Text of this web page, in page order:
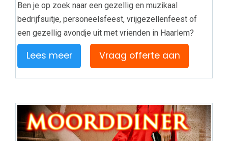
Ben je op zoek naar een gezellig en muzikaal
bedrijfsuitje, personeelsfeest, vrijgezellenfeest of
een gezellig avondje uit met vrienden in Haarlem?
Lees meer Vraag offerte aan